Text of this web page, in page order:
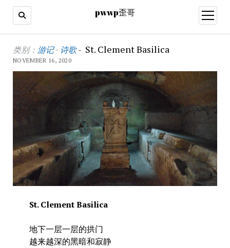
pwwp歪哥
open
menu
类别： 游记· 诗歌- St. Clement Basilica
NOVEMBER 16, 2020
St. Clement Basilica
地下一层一层的拱门
越来越深的黑暗和寂静